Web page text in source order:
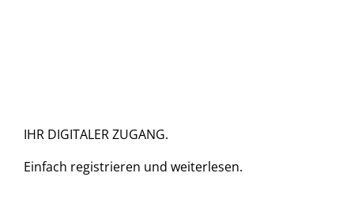
IHR DIGITALER ZUGANG.
Einfach registrieren und weiterlesen.